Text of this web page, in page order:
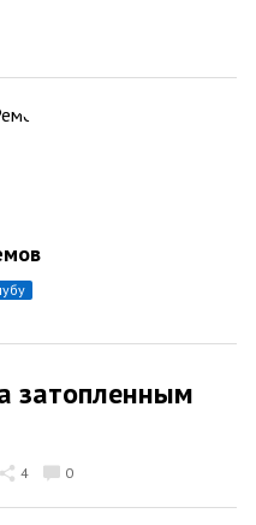
затопленным
4 0